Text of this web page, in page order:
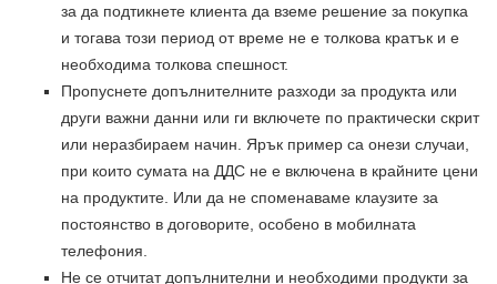
за да подтикнете клиента да вземе решение за покупка
и тогава този период от време не е толкова кратък и е
необходима толкова спешност.
Пропуснете допълнителните разходи за продукта или
други важни данни или ги включете по практически скрит
или неразбираем начин. Ярък пример са онези случаи,
при които сумата на ДДС не е включена в крайните цени
на продуктите. Или да не споменаваме клаузите за
постоянство в договорите, особено в мобилната
телефония.
Не се отчитат допълнителни и необходими продукти за